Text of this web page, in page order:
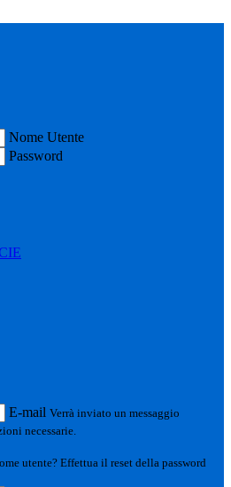
Nome Utente
Password
E-mail Verrà inviato un messaggio
necessarie.
utente? Effettua il reset della password